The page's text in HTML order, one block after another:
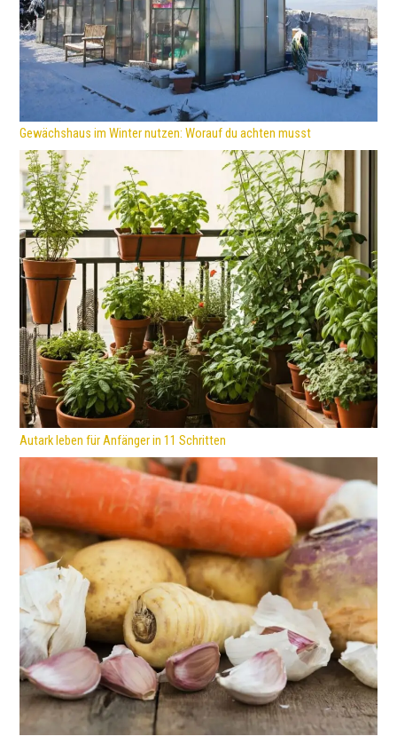
Gewächshaus im Winter nutzen: Worauf du achten musst
Autark leben für Anfänger in 11 Schritten